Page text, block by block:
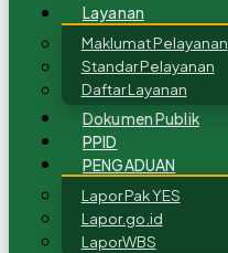
Layanan
Maklumat Pelayanan
Standar Pelayanan
Daftar Layanan
Dokumen Publik
PPID
PENGADUAN
Lapor Pak YES
Lapor.go.id
LaporWBS